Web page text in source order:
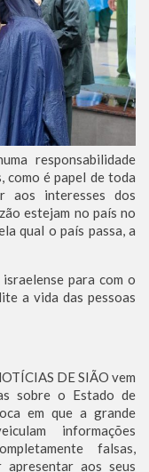
responsabilidade
como é papel de toda
aos interesses dos
estejam no país no
qual o país passa, a
para com o
a vida das pessoas
DE SIÃO vem
sobre o Estado de
em que a grande
informações
falsas,
apresentar aos seus